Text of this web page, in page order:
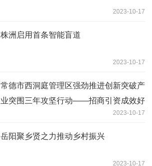
2023-10-17
株洲启用首条智能盲道
2023-10-17
常德市西洞庭管理区强劲推进创新突破产
业突围三年攻坚行动——招商引资成效好
2023-10-17
岳阳聚乡贤之力推动乡村振兴
2023-10-17